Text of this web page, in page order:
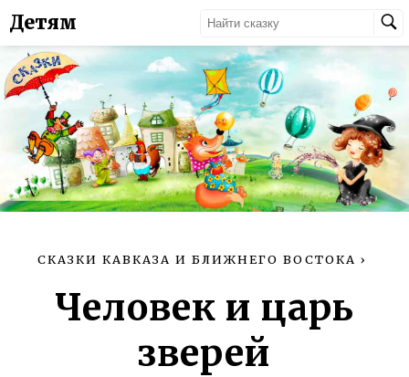
Детям
СКАЗКИ КАВКАЗА И БЛИЖНЕГО ВОСТОКА ›
Человек и царь
зверей